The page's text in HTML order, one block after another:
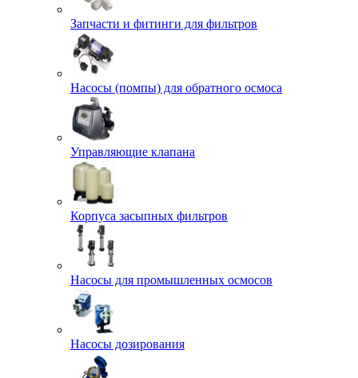
Запчасти и фитинги для фильтров
Насосы (помпы) для обратного осмоса
Управляющие клапана
Корпуса засыпных фильтров
Насосы для промышленных осмосов
Насосы дозирования